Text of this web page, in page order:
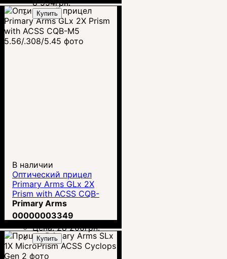
8 554грн.
Купить
В наличии
Оптический прицел
Primary Arms GLx 2X
Prism with ACSS CQB-
M5 5.56/.308/5.45
Primary Arms
00000003349
Цена:28 200грн.
Купить